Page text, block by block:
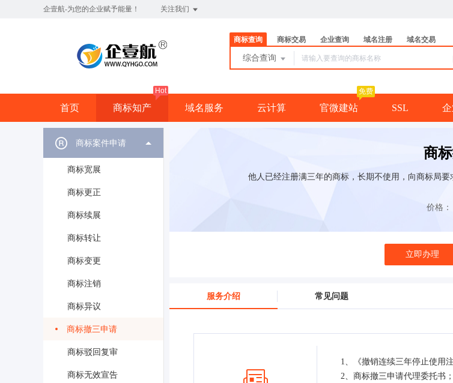
企壹航-为您的企业赋予能量！ 关注我们
商标查询 商标交易 企业查询 域名注册 域名交易
综合查询
首页 商标知产
Hot
域名服务 云计算 官微建站
免费
SSL
商标案件申请
商标宽展
商标更正
商标续展
商标转让
商标变更
商标注销
商标异议
商标撤三申请
商标驳回复审
商标无效宣告
商
他人已经注册满三年的商标，长期不使用，向商标局
价格：
立即办理
服务介绍 常见问题
1、《撤销连续三年停止使用
2、商标撤三申请代理委托书；